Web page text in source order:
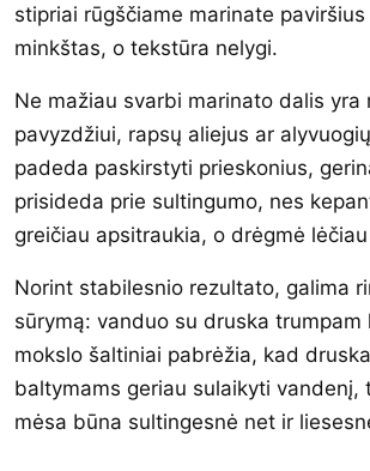
stipriai rūgščiame marinate
minkštas, o tekstūra nelygi.
Ne mažiau svarbi marinato dalis yra
pavyzdžiui, rapsų aliejus ar
padeda paskirstyti prieskonius,
prisideda prie sultingumo, nes
greičiau apsitraukia, o drėgmė
Norint stabilesnio rezultato, galima
sūrymą: vanduo su druska trumpam
mokslo šaltiniai pabrėžia, kad
baltymams geriau sulaikyti vandenį,
mėsa būna sultingesnė net ir